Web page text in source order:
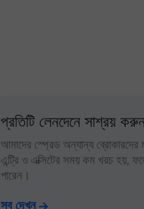
প্রতিটি লেনদেনে সাশ্রয়
আমাদের স্প্রেড অন্যান্য ব্রোকারদের
এন্ট্রি ও এক্সিটের সময় কম খরচ হয়,
পারেন।
সব দেখুন